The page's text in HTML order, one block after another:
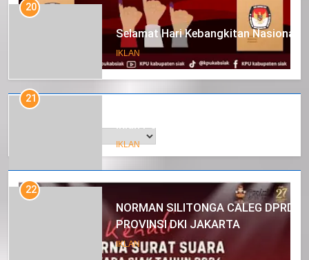
Arsip
20
Selamat Hari Kebangkitan Nasional
IKLAN
21
Iklan Pemerintah Kabupaten Siak
IKLAN
22
NORMAN SILITONGA CALEG DPRD
PROVINSI DKI JAKARTA
IKLAN